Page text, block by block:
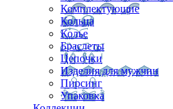
Комплектующие
Кольца
Колье
Браслеты
Цепочки
Изделия для мужчин
Пирсинг
Упаковка